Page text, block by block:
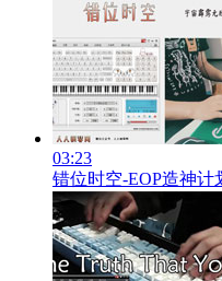
03:23
错位时空-EOP造神计